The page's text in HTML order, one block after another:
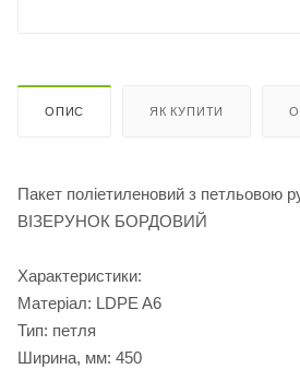
ОПИС ЯК КУПИТИ
Пакет поліетиленовий з петльовою
ВІЗЕРУНОК БОРДОВИЙ
Характеристики:
Матеріал: LDPE A6
Тип: петля
Ширина, мм: 450